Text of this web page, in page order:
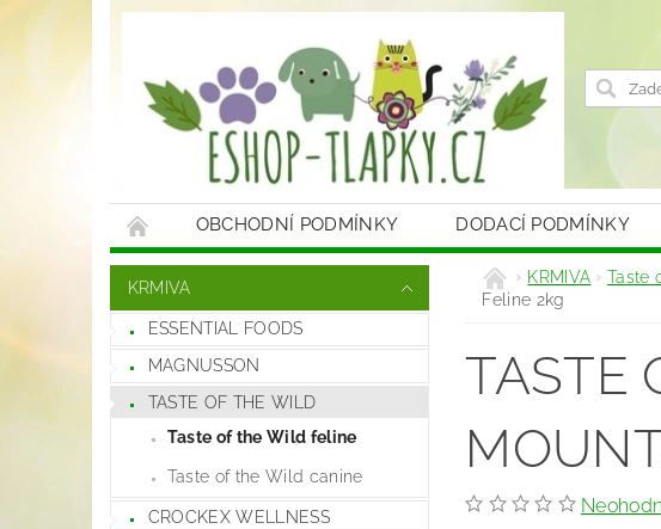
OBCHODNÍ PODMÍNKY DODACÍ PODMÍNKY
KRMIVA
ESSENTIAL FOODS
MAGNUSSON
TASTE OF THE WILD
Taste of the Wild feline
Taste of the Wild canine
CROCKEX WELLNESS
KRMIVA Taste
Feline 2kg
TASTE